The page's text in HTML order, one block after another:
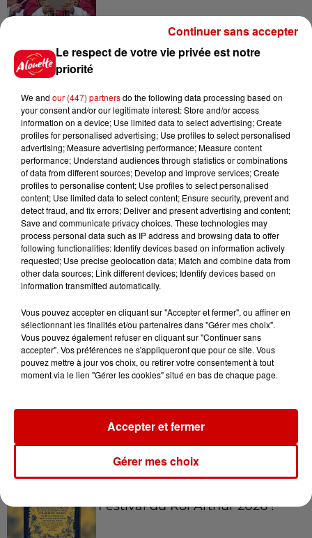
15h54
appartement...
15h02
Éclipse solaire : découvrez les
meilleurs spots d'observation
du...
11h51
À LA UNE : professeur
condamné, repreneurs pour
Duralex et la...
Jeux Voir plus
pour l'un des zoos de nos
régions !
Festival du Roi Arthur 2026 !
Le respect de votre vie privée est notre
priorité
We and our (447) partnersdo the following data processing based on
your consent and/or our legitimate interest: Store and/or access
information on a device; Use limited data to select advertising; Create
profiles for personalised advertising; Use profiles to select personalised
advertising; Measure advertising performance; Measure content
performance; Understand audiences through statistics or combinations
of data from different sources; Develop and improve services; Create
profiles to personalise content; Use profiles to select personalised
content; Use limited data to select content; Ensure security, prevent and
detect fraud, and fix errors; Deliver and present advertising and content;
Save and communicate privacy choices. These technologies may
process personal data such as IP address and browsing data to offer
following functionalities: Identify devices based on information actively
requested; Use precise geolocation data; Match and combine data from
other data sources; Link different devices; Identify devices based on
information transmitted automatically.
Vous pouvez accepter en cliquant sur "Accepter et fermer", ou affiner en
sélectionnant les finalités et/ou partenaires dans "Gérer mes choix".
Vous pouvez également refuser en cliquant sur "Continuer sans
accepter". Vos préférences ne s'appliqueront que pour ce site. Vous
pouvez mettre à jour vos choix, ou retirer votre consentement à tout
moment via le lien "Gérer les cookies" situé en bas de chaque page.
Gérer mes choix
Accepter et fermer
Continuer sans accepter